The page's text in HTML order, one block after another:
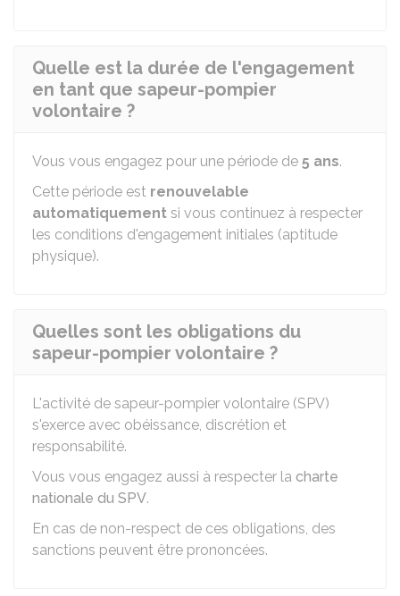
Quelle est la durée de l'engagement
en tant que sapeur-pompier
volontaire ?
Vous vous engagez pour une période de 5 ans.
Cette période est renouvelable
automatiquement si vous continuez à respecter
les conditions d'engagement initiales (aptitude
physique).
Quelles sont les obligations du
sapeur-pompier volontaire ?
L'activité de sapeur-pompier volontaire (SPV)
s'exerce avec obéissance, discrétion et
responsabilité.
Vous vous engagez aussi à respecter la charte
nationale du SPV.
En cas de non-respect de ces obligations, des
sanctions peuvent être prononcées.